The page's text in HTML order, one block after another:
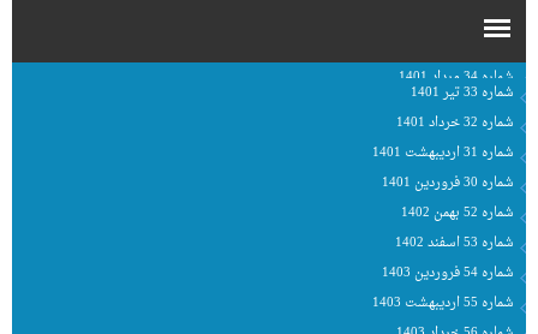
شماره 33 تیر 1401
شماره 32 خرداد 1401
شماره 31 اردیبهشت 1401
شماره 30 فروردین 1401
شماره 52 بهمن 1402
شماره 53 اسفند 1402
شماره 54 فروردین 1403
شماره 55 اردیبهشت 1403
شماره 56 خرداد 1403